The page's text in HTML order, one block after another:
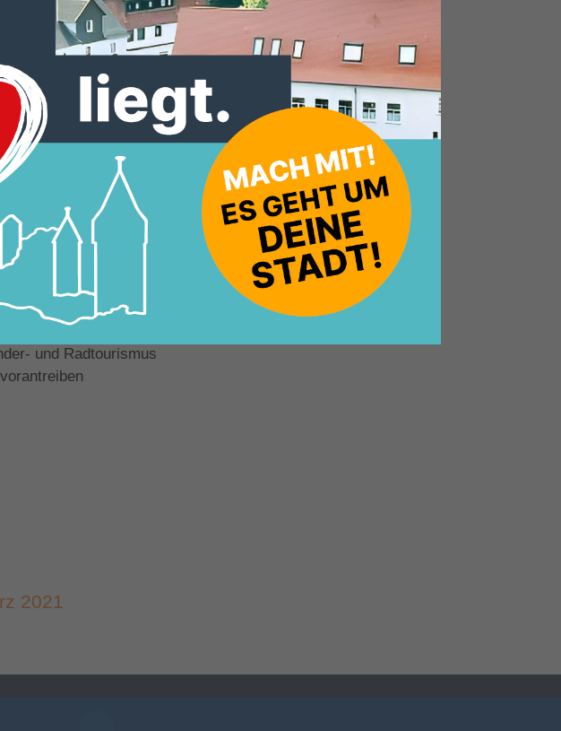
und Wirtschafts-politik, haben wir Fritzlar mit seinen
und Radtourismus